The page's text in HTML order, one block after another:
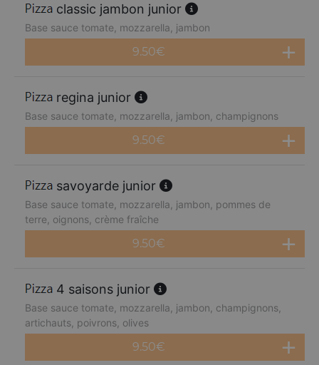
classic jambon junior
Base sauce tomate, mozzarella, jambon
9.50€
regina junior
Base sauce tomate, mozzarella, jambon, champignons
9.50€
savoyarde junior
Base sauce tomate, mozzarella, jambon, pommes de
terre, oignons, crème fraîche
9.50€
4 saisons junior
Base sauce tomate, mozzarella, jambon, champignons,
artichauts, poivrons, olives
9.50€